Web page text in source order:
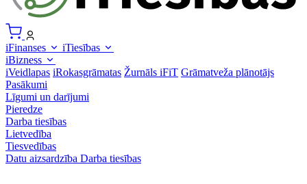
iFinanses
iTiesības
iBizness
iVeidlapas iRokasgrāmatas Žurnāls iFiT Grāmatveža plānotājs
Pasākumi
Līgumi un darījumi
Pieredze
Darba tiesības
Lietvedība
Tiesvedības
Datu aizsardzība Darba tiesības